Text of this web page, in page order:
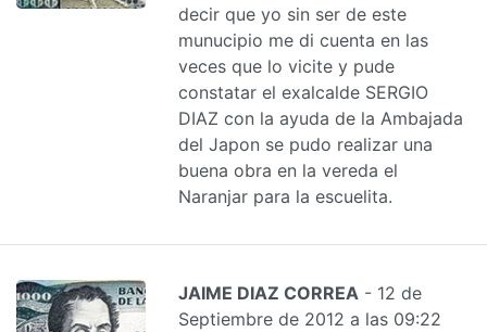
decir que yo sin ser de este
munucipio me di cuenta en las
veces que lo vicite y pude
constatar el exalcalde SERGIO
DIAZ con la ayuda de la Ambajada
del Japon se pudo realizar una
buena obra en la vereda el
Naranjar para la escuelita.
JAIME DIAZ CORREA - 12 de
Septiembre de 2012 a las 09:22